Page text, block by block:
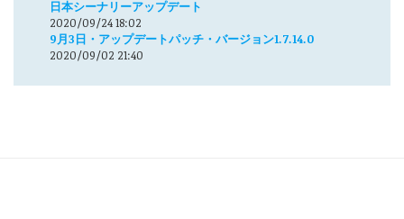
日本シーナリーアップデート
2020/09/24 18:02
9月3日・アップデートパッチ・バージョン1.7.14.0
2020/09/02 21:40